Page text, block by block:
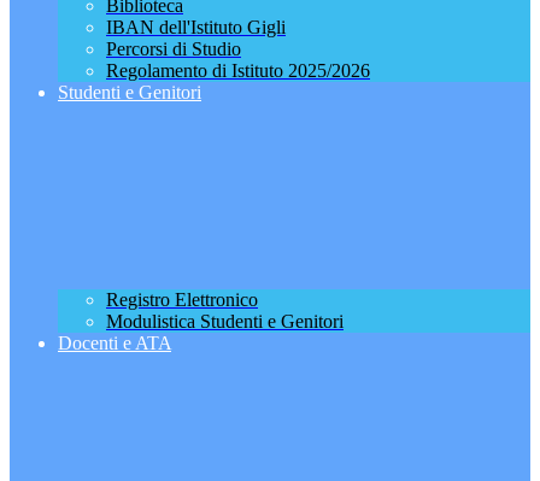
Biblioteca
IBAN dell'Istituto Gigli
Percorsi di Studio
Regolamento di Istituto 2025/2026
Studenti e Genitori
Registro Elettronico
Modulistica Studenti e Genitori
Docenti e ATA